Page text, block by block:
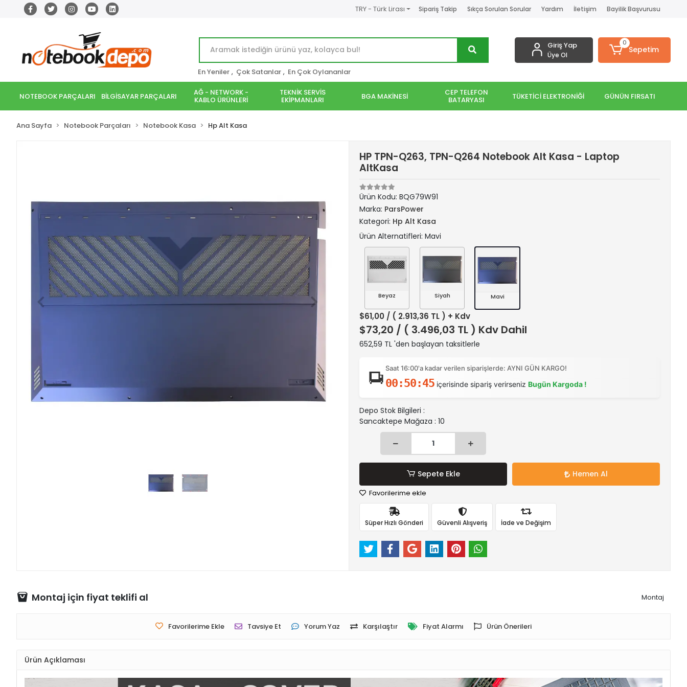
TRY - Türk Lirası Sipariş Takip Sıkça Sorulan Sorular Yardım İletişim Bayilik Başvurusu
En Yeniler , Çok Satanlar , En Çok Oylananlar
Giriş Yap
Üye Ol
0
Sepetim
NOTEBOOK PARÇALARI BİLGİSAYAR PARÇALARI AĞ - NETWORK -
KABLO ÜRÜNLERİ
TEKNİK SERVİS
EKİPMANLARI BGA MAKİNESİ CEP TELEFON
BATARYASI TÜKETİCİ ELEKTRONİĞİ GÜNÜN FIRSATI
Ana Sayfa Notebook Parçaları Notebook Kasa Hp Alt Kasa
HP TPN-Q263, TPN-Q264 Notebook Alt Kasa - Laptop
AltKasa
Ürün Kodu: BQG79W91
Marka: ParsPower
Kategori: Hp Alt Kasa
Ürün Alternatifleri: Mavi
Beyaz Siyah Mavi
$61,00 / ( 2.913,36 TL ) + Kdv
$73,20 / ( 3.496,03 TL ) Kdv Dahil
652,59 TL 'den başlayan taksitlerle
Saat 16:00'a kadar verilen siparişlerde: AYNI GÜN KARGO!
00:50:43 içerisinde sipariş verirseniz Bugün Kargoda !
Depo Stok Bilgileri :
Sancaktepe Mağaza : 10
Sepete Ekle Hemen Al
Favorilerime ekle
Süper Hızlı Gönderi Güvenli Alışveriş İade ve Değişim
Montaj için fiyat teklifi al Montaj
Favorilerime Ekle Tavsiye Et Yorum Yaz Karşılaştır Fiyat Alarmı Ürün Önerileri
Ürün Açıklaması